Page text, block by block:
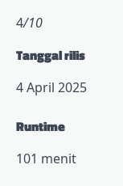
4/10
Tanggal rilis
4 April 2025
Runtime
101 menit